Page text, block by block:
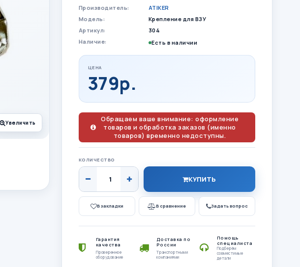
Увеличить
Производитель:
ATIKER
Модель:
Крепление для ВЗУ
Артикул:
304
Наличие:
Есть в наличии
ЦЕНА
379р.
Обращаем ваше внимание: оформление
товаров и обработка заказов (именно
товаров) временно недоступны.
КОЛИЧЕСТВО
КУПИТЬ
В закладки В сравнение Задать вопрос
Гарантия
качества
Проверенное
оборудование
Доставка по
России
Транспортными
компаниями
Помощь
специалиста
Подберём
совместимые
детали